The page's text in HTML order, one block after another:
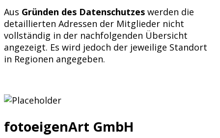
Aus Gründen des Datenschutzes werden die
detaillierten Adressen der Mitglieder nicht
vollständig in der nachfolgenden Übersicht
angezeigt. Es wird jedoch der jeweilige Standort
in Regionen angegeben.
fotoeigenArt GmbH